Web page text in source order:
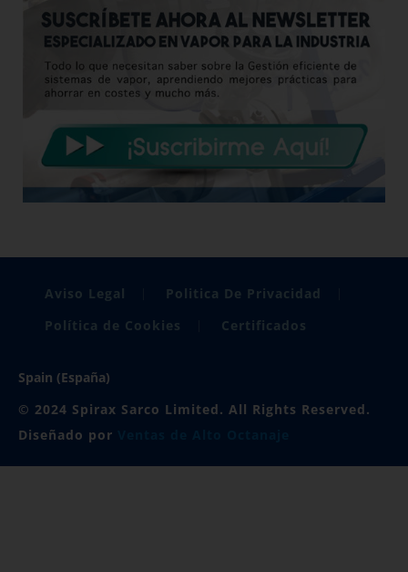
Aviso Legal
Politica De Privacidad
Política de Cookies
Certificados
Spain (España)
© 2024 Spirax Sarco Limited. All Rights Reserved.
Diseñado por